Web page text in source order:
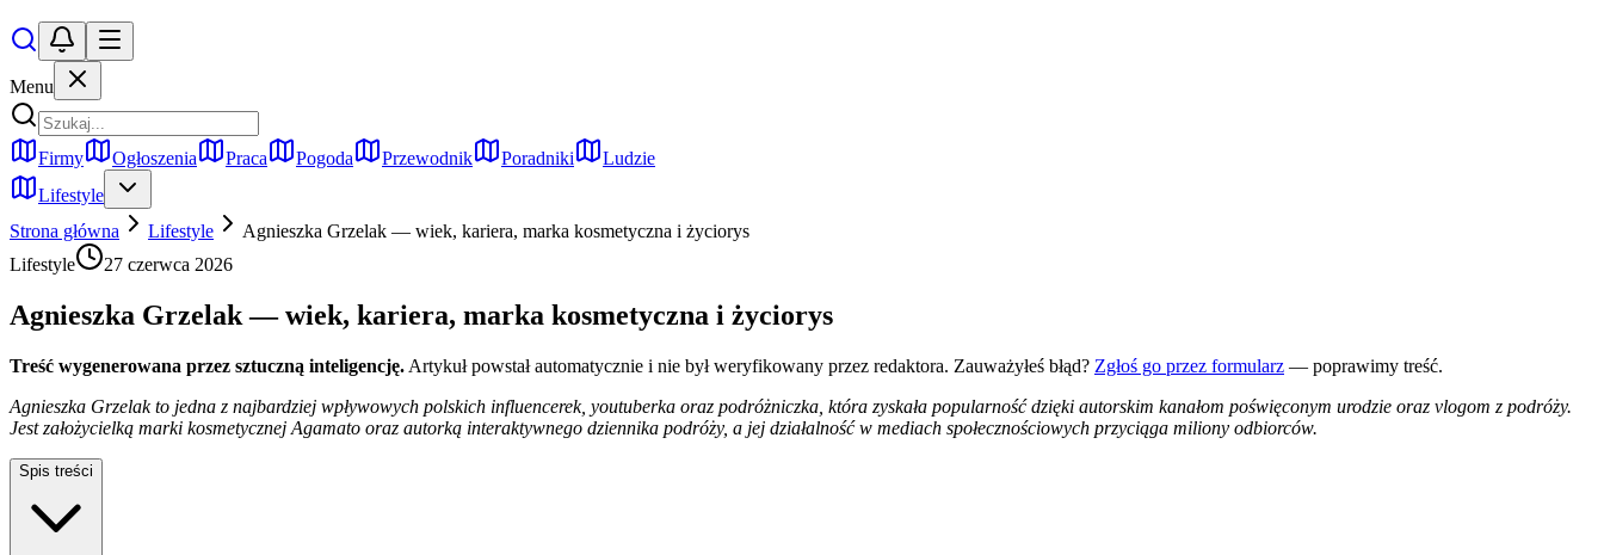
Menu
Firmy Ogłoszenia Praca Pogoda Przewodnik Poradniki
Ludzie
Lifestyle
Strona główna
Lifestyle
Agnieszka Grzelak — wiek, kariera, marka kosmetyczna i życiorys
Lifestyle
27 czerwca 2026
Agnieszka Grzelak — wiek, kariera, marka kosmetyczna i życiorys
Treść wygenerowana przez sztuczną inteligencję. Artykuł powstał automatycznie i nie był weryfikowany przez redaktora. Zauważyłeś błąd? Zgłoś go przez formularz — poprawimy treść.
Agnieszka Grzelak to jedna z najbardziej wpływowych polskich influencerek, youtuberka oraz podróżniczka, która zyskała popularność dzięki autorskim kanałom poświęconym urodzie oraz vlogom z podróży.
Jest założycielką marki kosmetycznej Agamato oraz autorką interaktywnego dziennika podróży, a jej działalność w mediach społecznościowych przyciąga miliony odbiorców.
Spis treści